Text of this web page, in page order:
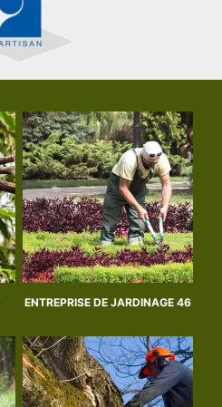
ENTREPRISE DE JARDINAGE 46